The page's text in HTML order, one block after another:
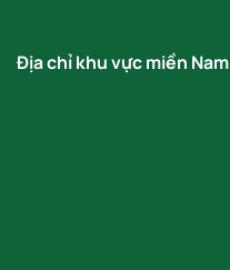
Địa chỉ khu vực miền Nam